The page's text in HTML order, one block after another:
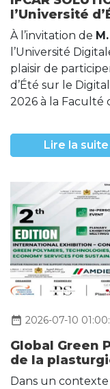
l’Université
À l’invitation de
l’Université
plaisir de
d’Été sur le
2026 à la Faculté
Lire la suite
date_range 2026-07-10
Global Green
de la
Dans un